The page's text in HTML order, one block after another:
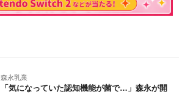
森永乳業
「気になっていた認知機能が菌で…」森永が開